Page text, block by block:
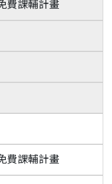
費課輔計畫
費課輔計畫